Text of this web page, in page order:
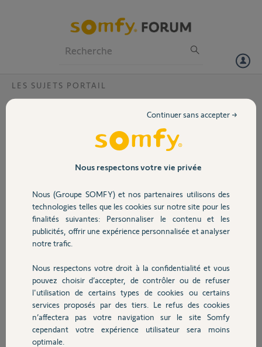
Volet
Sécurité
Domotique
Chauffage
Autres produits
LES SUJETS PORTAIL
cote A de 200cm est il possible avec moteur
Bonjour,a tous j ai un portail au milieu des piliers poteau de 40 cm
donc cote A de 200 mn est ce possible avec mon moteur SGS201 .ou
tenir compte du tableau notice et ne figure pas 200 merci a tous
Frederic F.
Participer au fil de discussion
Réponses
Sur mon tableau les 200mm sont indiquées.
200mm maxi en A.
Nous respectons votre vie privée
Nous (Groupe SOMFY) et nos partenaires utilisons des
technologies telles que les cookies sur notre site pour les
finalités suivantes: Personnaliser le contenu et les
publicités, offrir une expérience personnalisée et analyser
notre trafic.
Nous respectons votre droit à la confidentialité et vous
pouvez choisir d’accepter, de contrôler ou de refuser
l'utilisation de certains types de cookies ou certains
services proposés par des tiers. Le refus des cookies
n’affectera pas votre navigation sur le site Somfy
cependant votre expérience utilisateur sera moins
optimale.
Continuer sans accepter →